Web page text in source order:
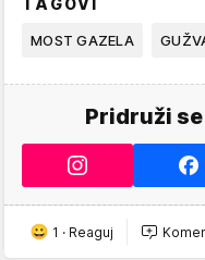
TAGOVI
MOST GAZELA
Pridruži
1 · Reaguj